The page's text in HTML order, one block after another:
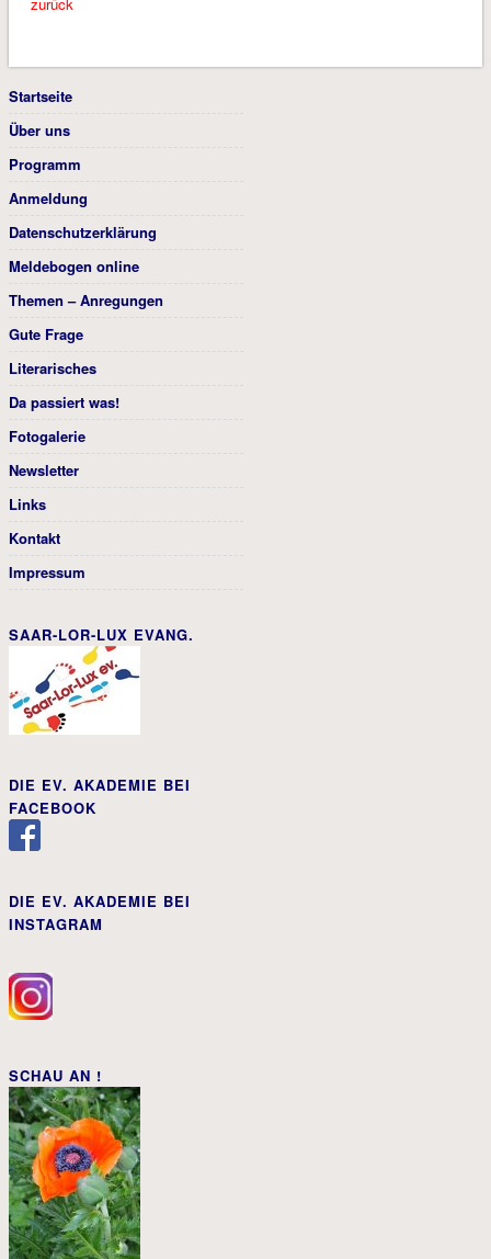
Startseite
Über uns
Programm
Anmeldung
Datenschutzerklärung
Meldebogen online
Themen – Anregungen
Gute Frage
Literarisches
Da passiert was!
Fotogalerie
Newsletter
Links
Kontakt
Impressum
SAAR-LOR-LUX EVANG.
DIE EV. AKADEMIE BEI
FACEBOOK
DIE EV. AKADEMIE BEI
INSTAGRAM
SCHAU AN !